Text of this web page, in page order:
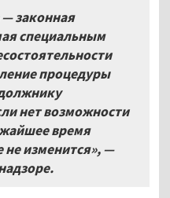
— законная
специальным
процедуры
нет возможности
время
изменится», —